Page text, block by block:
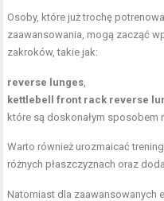
Osoby, które już trochę
zaawansowania, mogą zacząć
zakroków, takie jak:
reverse lunges
kettlebell front rack reverse
które są doskonałym sposobem
Warto również urozmaicać
różnych płaszczyznach oraz
Natomiast dla zaawansowanych